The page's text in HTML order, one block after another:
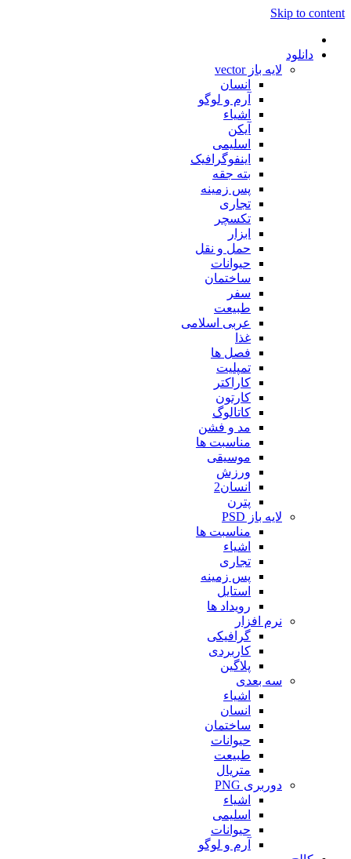
Skip to content
دانلود
لایه باز vector
انسان
آرم و لوگو
اشیاء
آیکن
اسلیمی
اینفوگرافیک
بته جقه
پس زمینه
تجاری
تکسچر
ابزار
حمل و نقل
حیوانات
ساختمان
سفر
طبیعت
عربی اسلامی
غذا
فصل ها
تمپلیت
کاراکتر
کارتون
کاتالوگ
مد و فشن
مناسبت ها
موسیقی
ورزش
انسان2
پترن
لایه باز PSD
مناسبت ها
اشیاء
تجاری
پس زمینه
استایل
رویداد ها
نرم افزار
گرافیکی
کاربردی
پلاگین
سه بعدی
اشیاء
انسان
ساختمان
حیوانات
طبیعت
متریال
دوربری PNG
اشیاء
اسلیمی
حیوانات
آرم و لوگو